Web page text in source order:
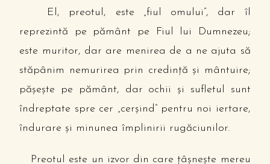
El, preotul, este „fiul omului”, dar îl
reprezintă pe pământ pe Fiul lui Dumnezeu;
este muritor, dar are menirea de a ne ajuta să
stăpânim nemurirea prin credinţă şi mântuire;
păşeşte pe pământ, dar ochii şi sufletul sunt
îndreptate spre cer „cerşind” pentru noi iertare,
îndurare şi minunea împlinirii rugăciunilor.
Preotul este un izvor din care ţâşneşte mereu